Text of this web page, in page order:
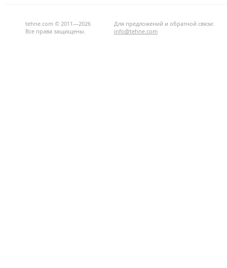
tehne.com © 2011—2026
Все права защищены.
Для предложений и обратной связи:
info@tehne.com